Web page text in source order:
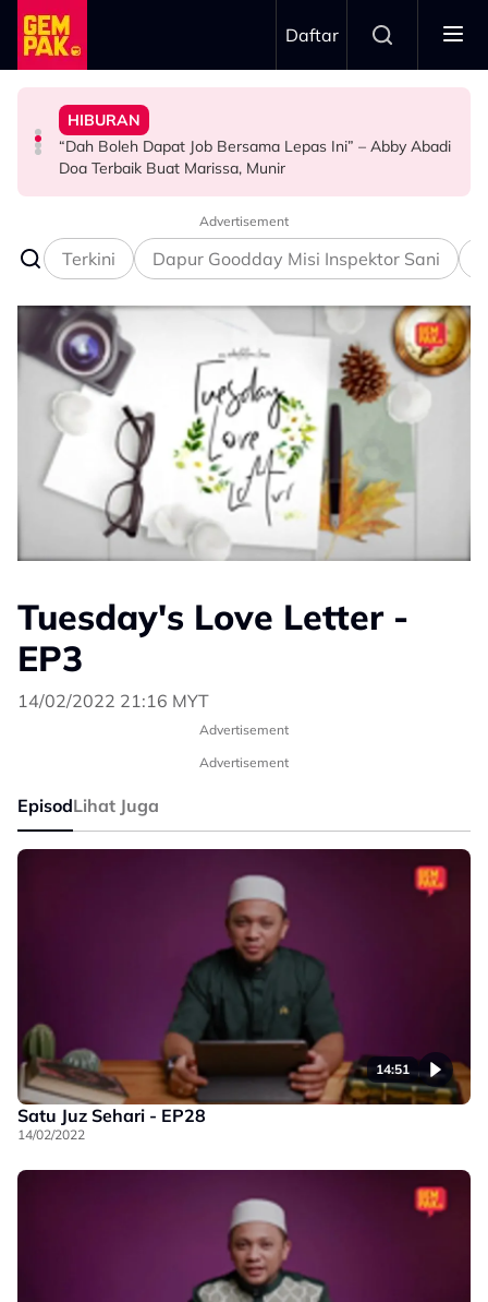
Skip to main content
Daftar
HIBURAN
Bawa Anak Ke Klinik, Syasya Rizal Terkejut Dikenali
Doktor
HIBURAN
“Dah Boleh Dapat Job Bersama Lepas Ini” – Abby Abadi
Doa Terbaik Buat Marissa, Munir
BERITA
Kasihnya Ibu, Ikan Lumba-Lumba Enggan Tinggalkan
Anak Yang Sudah Mati
ANTARABANGSA
Pengantin Penat Sampai Tertidur Atas Pelamin
Advertisement
Terkini Dapur Goodday Misi Inspektor Sani
Tuesday's Love Letter -
EP3
14/02/2022 21:16 MYT
Advertisement
Advertisement
EpisodLihat Juga
14:51
Satu Juz Sehari - EP28
14/02/2022